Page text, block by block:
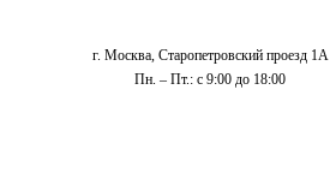
г. Москва, Старопетровский проезд 1А
Пн. – Пт.: с 9:00 до 18:00